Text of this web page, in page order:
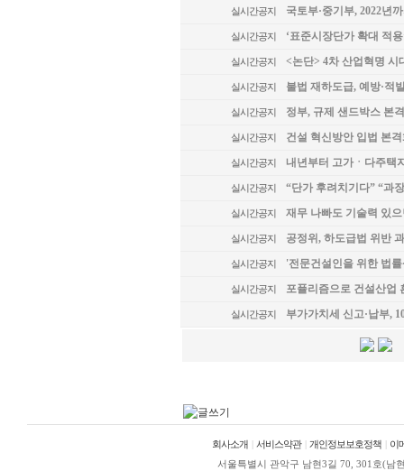
실시간공지 국토부·중기부, 2022년
실시간공지 ‘표준시장단가 확대 적
실시간공지 <논단> 4차 산업혁명 시
실시간공지 불법 재하도급, 예방·적
실시간공지 정부, 규제 샌드박스 본
실시간공지 건설 혁신방안 입법 본
실시간공지 내년부터 고가ㆍ다주택
실시간공지 “단가 후려치기다” “과
실시간공지 재무 나빠도 기술력 있
실시간공지 공정위, 하도급법 위반
실시간공지 '전문건설인을 위한 법
실시간공지 포퓰리즘으로 건설산업
실시간공지 부가가치세 신고·납부,
회사소개 서비스약관 개인정보보호정책
이
서울특별시 관악구 남현3길 70, 301호(남